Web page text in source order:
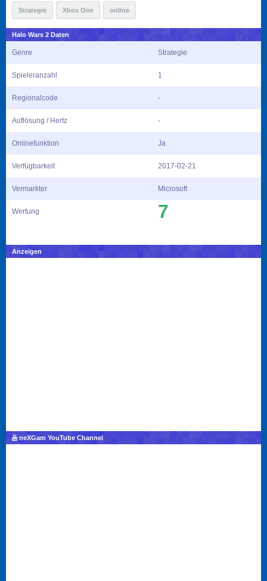
Strategie Xbox One online
Halo Wars 2 Daten
Genre Strategie
Spieleranzahl 1
Regionalcode -
Auflösung / Hertz -
Onlinefunktion Ja
Verfügbarkeit 2017-02-21
Vermarkter Microsoft
Wertung 7
Anzeigen
neXGam YouTube Channel